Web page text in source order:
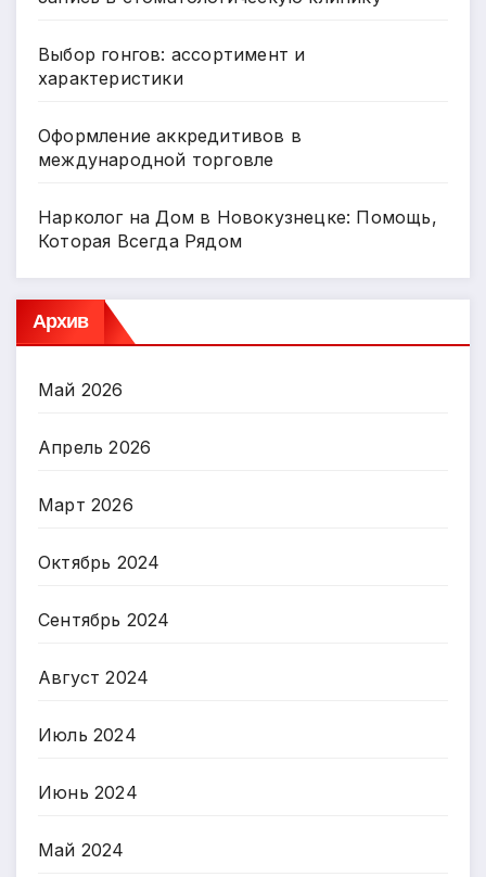
Выбор гонгов: ассортимент и
характеристики
Оформление аккредитивов в
международной торговле
Нарколог на Дом в Новокузнецке: Помощь,
Которая Всегда Рядом
Архив
Май 2026
Апрель 2026
Март 2026
Октябрь 2024
Сентябрь 2024
Август 2024
Июль 2024
Июнь 2024
Май 2024